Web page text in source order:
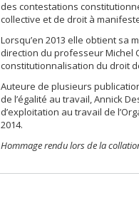
des contestations
collective et de droit à
Lorsqu’en 2013 elle obtient sa
direction du professeur Michel
constitutionnalisation du droit
Auteure de plusieurs
de l’égalité au travail, Annick
d’exploitation au travail de
2014.
Hommage rendu lors de la